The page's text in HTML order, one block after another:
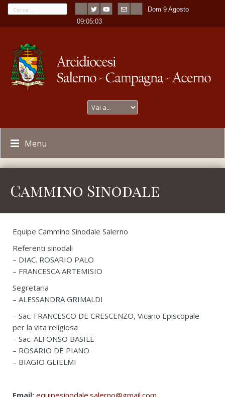
Dom 9 Agosto
-09:05:04
Menu
Cammino Sinodale
Equipe Cammino Sinodale Salerno
Referenti sinodali
– DIAC. ROSARIO PALO
– FRANCESCA ARTEMISIO
Segretaria
– ALESSANDRA GRIMALDI
– Sac. FRANCESCO DE CRESCENZO, Vicario Episcopale
per la vita religiosa
– Sac. ALFONSO BASILE
– ROSARIO DE PIANO
– BIAGIO GLIELMI
Email: equipesinodale.salerno@gmail.com